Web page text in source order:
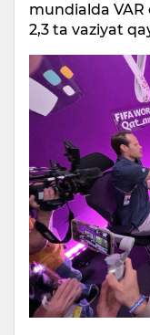
mundialda VAR
2,3 ta vaziyat